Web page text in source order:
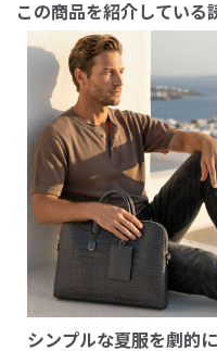
この商品を紹介している
シンプルな夏服を劇的に